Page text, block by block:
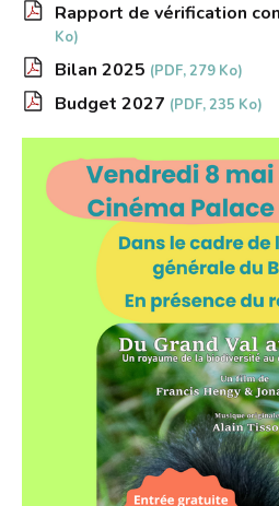
Rapport de vérification
Ko)
Bilan 2025 (PDF, 279 Ko)
Budget 2027 (PDF, 235 Ko)